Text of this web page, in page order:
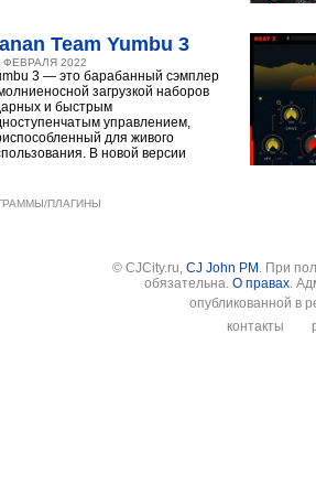
Team Yumbu 3
ФЕВРАЛЯ 2022
3 — это барабанный сэмплер
загрузкой наборов
и быстрым
управлением,
для живого
В новой версии
ПЛАГИНЫ
© CJCity.ru, CJ John PM . При
обязательна. О правах.
опубликованной в
контакты